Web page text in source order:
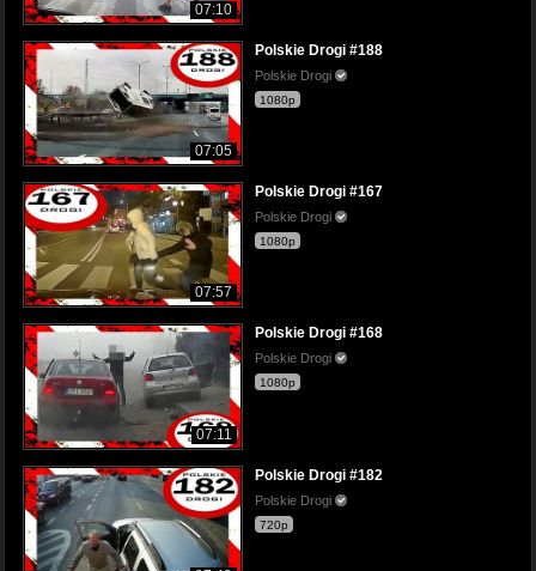
07:10
07:05
Polskie Drogi #188
Polskie Drogi
1080p
07:57
Polskie Drogi #167
Polskie Drogi
1080p
07:11
Polskie Drogi #168
Polskie Drogi
1080p
Polskie Drogi #182
Polskie Drogi
720p